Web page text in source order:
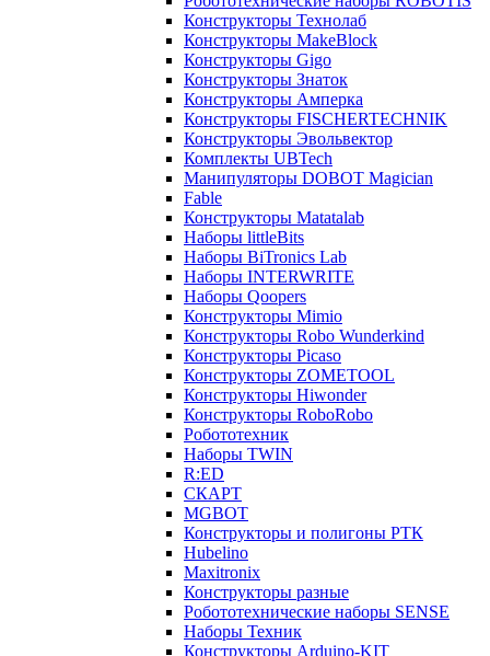
Конструкторы Технолаб
Конструкторы MakeBlock
Конструкторы Gigo
Конструкторы Знаток
Конструкторы Амперка
Конструкторы FISCHERTECHNIK
Конструкторы Эвольвектор
Комплекты UBTech
Манипуляторы DOBOT Magician
Fable
Конструкторы Matatalab
Наборы littleBits
Наборы BiTronics Lab
Наборы INTERWRITE
Наборы Qoopers
Конструкторы Mimio
Конструкторы Robo Wunderkind
Конструкторы Picaso
Конструкторы ZOMETOOL
Конструкторы Hiwonder
Конструкторы RoboRobo
Робототехник
Наборы TWIN
R:ED
СКАРТ
MGBOT
Конструкторы и полигоны РТК
Hubelino
Maxitronix
Конструкторы разные
Робототехнические наборы SENSE
Наборы Техник
Конструкторы Arduino-KIT